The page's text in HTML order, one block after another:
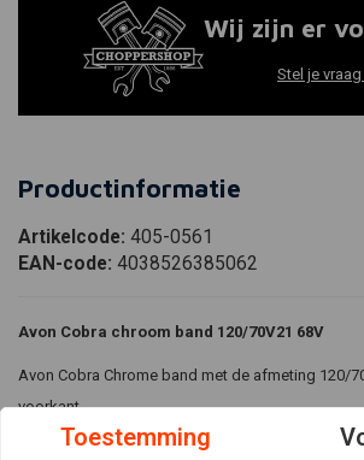
Wij zijn er
Stel je vraag
Productinformatie
Artikelcode: 405-0561
EAN-code: 4038526385062
Avon Cobra chroom band 120/70V21 68V
Avon Cobra Chrome band met de afmeting 120/
voorkant.
Specificaties:
Toestemming